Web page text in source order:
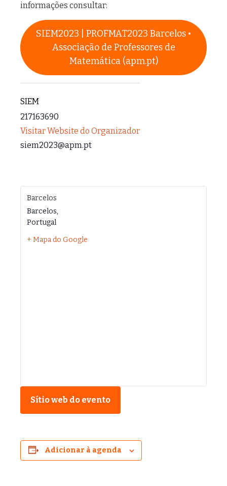
informações consultar:
SIEM2023 | PROFMAT2023 Barcelos •
Associação de Professores de
Matemática (apm.pt)
SIEM
217163690
Visitar Website do Organizador
siem2023@apm.pt
Barcelos
Barcelos,
Portugal
+ Mapa do Google
Sítio web do evento
Adicionar à agenda